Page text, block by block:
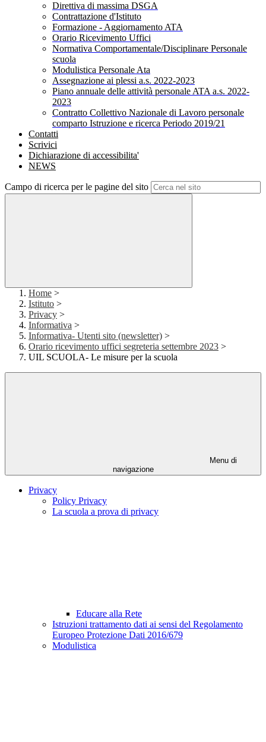
Direttiva di massima DSGA
Contrattazione d'Istituto
Formazione - Aggiornamento ATA
Orario Ricevimento Uffici
Normativa Comportamentale/Disciplinare Personale
scuola
Modulistica Personale Ata
Assegnazione ai plessi a.s. 2022-2023
Piano annuale delle attività personale ATA a.s. 2022-
2023
Contratto Collettivo Nazionale di Lavoro personale
comparto Istruzione e ricerca Periodo 2019/21
Contatti
Scrivici
Dichiarazione di accessibilita'
NEWS
Campo di ricerca per le pagine del sito
Home >
Istituto >
Privacy >
Informativa >
Informativa- Utenti sito (newsletter) >
Orario ricevimento uffici segreteria settembre 2023 >
UIL SCUOLA- Le misure per la scuola
Menu di
navigazione
Privacy
Policy Privacy
La scuola a prova di privacy
Educare alla Rete
Istruzioni trattamento dati ai sensi del Regolamento
Europeo Protezione Dati 2016/679
Modulistica